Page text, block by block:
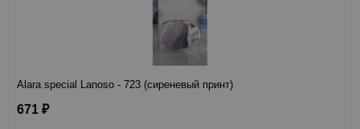
Alara special Lanoso - 723 (сиреневый принт)
671 ₽